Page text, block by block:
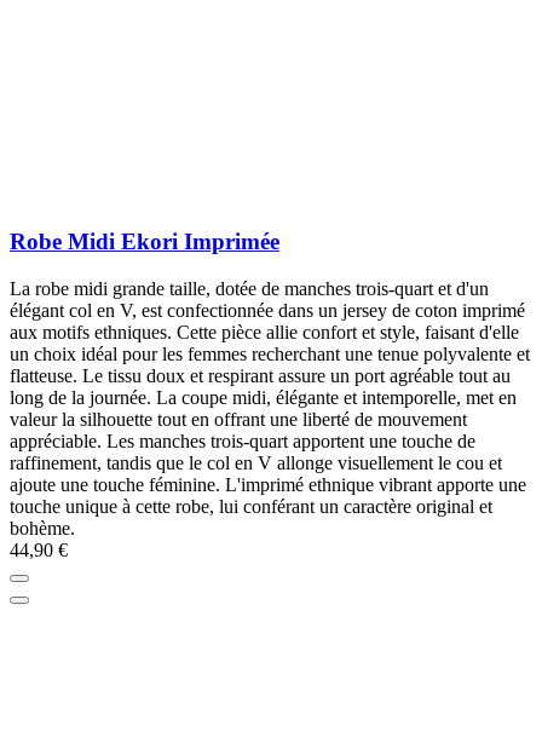
Robe Midi Ekori Imprimée
La robe midi grande taille, dotée de manches trois-quart et d'un
élégant col en V, est confectionnée dans un jersey de coton imprimé
aux motifs ethniques. Cette pièce allie confort et style, faisant d'elle
un choix idéal pour les femmes recherchant une tenue polyvalente et
flatteuse. Le tissu doux et respirant assure un port agréable tout au
long de la journée. La coupe midi, élégante et intemporelle, met en
valeur la silhouette tout en offrant une liberté de mouvement
appréciable. Les manches trois-quart apportent une touche de
raffinement, tandis que le col en V allonge visuellement le cou et
ajoute une touche féminine. L'imprimé ethnique vibrant apporte une
touche unique à cette robe, lui conférant un caractère original et
bohème.
44,90 €